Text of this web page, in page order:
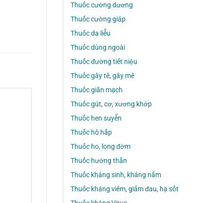
Thuốc cường dương
Thuốc cường giáp
Thuốc da liễu
Thuốc dùng ngoài
Thuốc đường tiết niệu
Thuốc gây tê, gây mê
Thuốc giãn mạch
Thuốc gút, cơ, xương khớp
Thuốc hen suyễn
Thuốc hô hấp
Thuốc ho, long đờm
Thuốc hướng thần
Thuốc kháng sinh, kháng nấm
Thuốc kháng viêm, giảm đau, hạ sốt